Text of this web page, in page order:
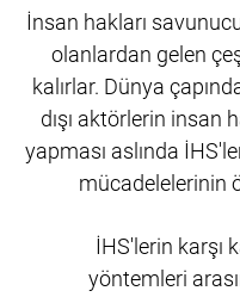
İnsan hakları
olanlardan gelen
kalırlar. Dünya
dışı aktörlerin insan
yapması aslında
mücadelelerinin
İHS'lerin karşı
yöntemleri